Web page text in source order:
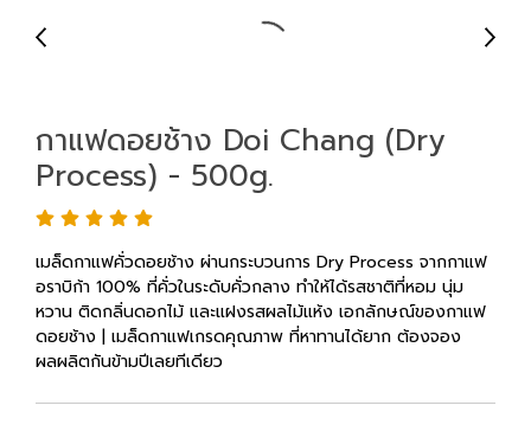
กาแฟดอยช้าง Doi Chang (Dry
Process) - 500g.
เมล็ดกาแฟคั่วดอยช้าง ผ่านกระบวนการ Dry Process จากกาแฟ
อราบิก้า 100% ที่คั่วในระดับคั่วกลาง ทำให้ได้รสชาติที่หอม นุ่ม
หวาน ติดกลิ่นดอกไม้ และแฝงรสผลไม้แห้ง เอกลักษณ์ของกาแฟ
ดอยช้าง | เมล็ดกาแฟเกรดคุณภาพ ที่หาทานได้ยาก ต้องจอง
ผลผลิตกันข้ามปีเลยทีเดียว